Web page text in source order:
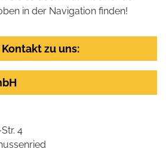
in der Navigation finden!
Kontakt zu uns:
4